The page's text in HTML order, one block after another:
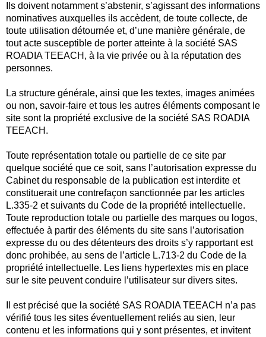
Ils doivent notamment s’abstenir, s’agissant des informations
nominatives auxquelles ils accèdent, de toute collecte, de
toute utilisation détournée et, d’une manière générale, de
tout acte susceptible de porter atteinte à la société SAS
ROADIA TEEACH, à la vie privée ou à la réputation des
personnes.
La structure générale, ainsi que les textes, images animées
ou non, savoir-faire et tous les autres éléments composant le
site sont la propriété exclusive de la société SAS ROADIA
TEEACH.
Toute représentation totale ou partielle de ce site par
quelque société que ce soit, sans l’autorisation expresse du
Cabinet du responsable de la publication est interdite et
constituerait une contrefaçon sanctionnée par les articles
L.335-2 et suivants du Code de la propriété intellectuelle.
Toute reproduction totale ou partielle des marques ou logos,
effectuée à partir des éléments du site sans l’autorisation
expresse du ou des détenteurs des droits s’y rapportant est
donc prohibée, au sens de l’article L.713-2 du Code de la
propriété intellectuelle. Les liens hypertextes mis en place
sur le site peuvent conduire l’utilisateur sur divers sites.
Il est précisé que la société SAS ROADIA TEEACH n’a pas
vérifié tous les sites éventuellement reliés au sien, leur
contenu et les informations qui y sont présentes, et invitent